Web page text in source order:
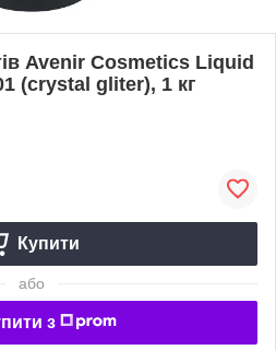
Avenir Cosmetics Liquid
(crystal gliter), 1 кг
Купити
або
з